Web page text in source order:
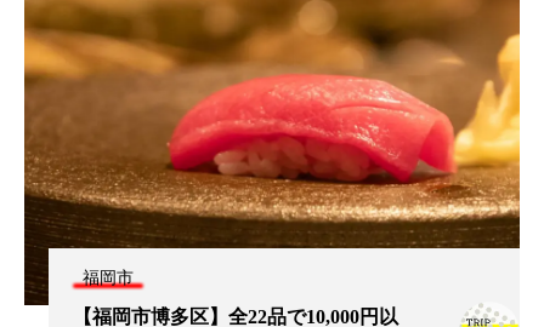
福岡市
【福岡市博多区】全22品で10,000円以